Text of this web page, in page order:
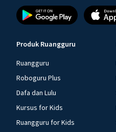
Produk Ruangguru
Ruangguru
Roboguru Plus
Dafa dan Lulu
Kursus for Kids
Ruangguru for Kids